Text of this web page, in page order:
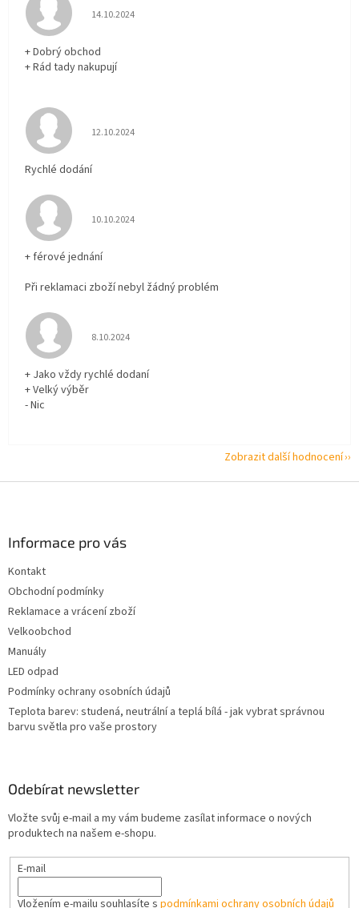
Hodnocení obchodu je 5 z 5 hvězdiček.
14.10.2024
+ Dobrý obchod
+ Rád tady nakupují
Hodnocení obchodu je 5 z 5 hvězdiček.
12.10.2024
Rychlé dodání
Hodnocení obchodu je 5 z 5 hvězdiček.
10.10.2024
+ férové jednání
Při reklamaci zboží nebyl žádný problém
Hodnocení obchodu je 5 z 5 hvězdiček.
8.10.2024
+ Jako vždy rychlé dodaní
+ Velký výběr
- Nic
Zobrazit další hodnocení
Informace pro vás
Kontakt
Obchodní podmínky
Reklamace a vrácení zboží
Velkoobchod
Manuály
LED odpad
Podmínky ochrany osobních údajů
Teplota barev: studená, neutrální a teplá bílá - jak vybrat správnou
barvu světla pro vaše prostory
Odebírat newsletter
Vložte svůj e-mail a my vám budeme zasílat informace o nových
produktech na našem e-shopu.
E-mail
Vložením e-mailu souhlasíte s podmínkami ochrany osobních údajů